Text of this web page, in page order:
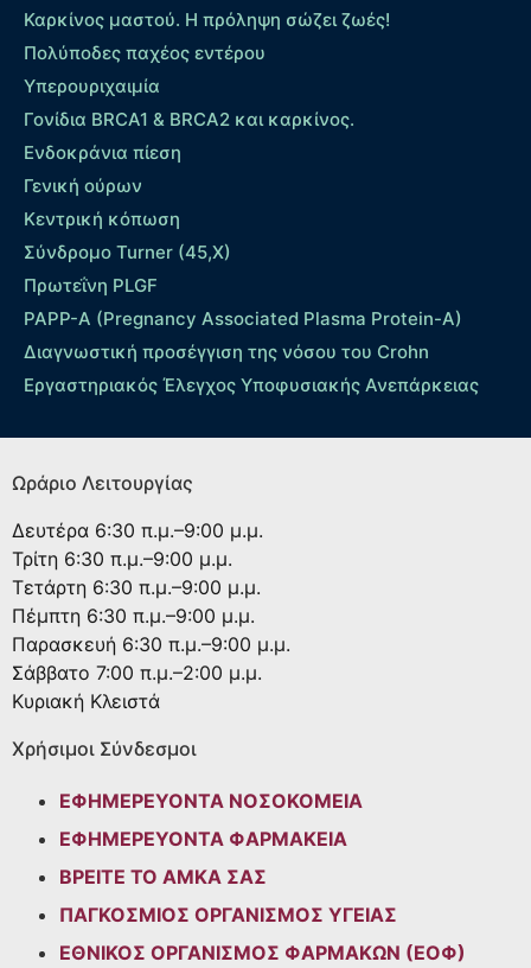
Καρκίνος μαστού. Η πρόληψη σώζει ζωές!
Πολύποδες παχέος εντέρου
Yπερουριχαιμία
Γονίδια BRCA1 & BRCA2 και καρκίνος.
Ενδοκράνια πίεση
Γενική ούρων
Κεντρική κόπωση
Σύνδρομο Turner (45,X)
Πρωτεΐνη PLGF
PAPP-A (Pregnancy Associated Plasma Protein-A)
Διαγνωστική προσέγγιση της νόσου του Crohn
Εργαστηριακός Έλεγχος Υποφυσιακής Ανεπάρκειας
Ωράριο Λειτουργίας
Δευτέρα 6:30 π.μ.–9:00 μ.μ.
Τρίτη 6:30 π.μ.–9:00 μ.μ.
Τετάρτη 6:30 π.μ.–9:00 μ.μ.
Πέμπτη 6:30 π.μ.–9:00 μ.μ.
Παρασκευή 6:30 π.μ.–9:00 μ.μ.
Σάββατο 7:00 π.μ.–2:00 μ.μ.
Κυριακή Κλειστά
Χρήσιμοι Σύνδεσμοι
ΕΦΗΜΕΡΕΥΟΝΤΑ ΝΟΣΟΚΟΜΕΙΑ
ΕΦΗΜΕΡΕΥΟΝΤΑ ΦΑΡΜΑΚΕΙΑ
ΒΡΕΙΤΕ ΤΟ ΑΜΚΑ ΣΑΣ
ΠΑΓΚΟΣΜΙΟΣ ΟΡΓΑΝΙΣΜΟΣ ΥΓΕΙΑΣ
ΕΘΝΙΚΟΣ ΟΡΓΑΝΙΣΜΟΣ ΦΑΡΜΑΚΩΝ (ΕΟΦ)